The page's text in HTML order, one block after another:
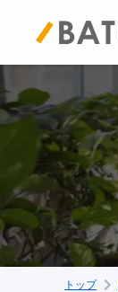
トップ